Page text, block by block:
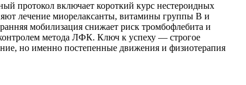
протокол включает короткий курс нестероидных
лечение миорелаксанты, витамины группы B и
мобилизация снижает риск тромбофлебита и
метода ЛФК. Ключ к успеху — строгое
но именно постепенные движения и физиотерапия